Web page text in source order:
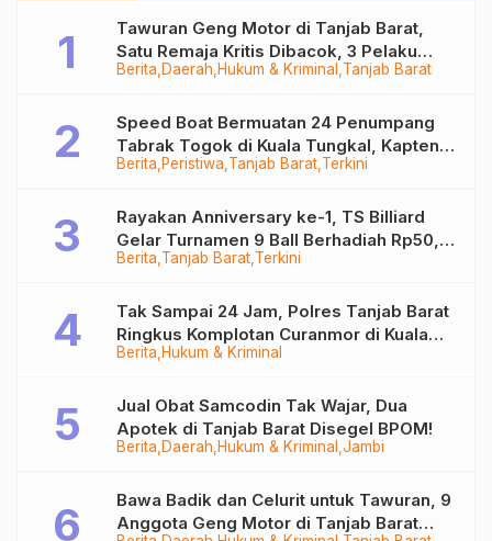
Berita Daerah Hukum & Kriminal Tanjab Barat
Tawuran Geng Motor di Tanjab Barat,
Satu Remaja Kritis Dibacok, 3 Pelaku
Ditangkap
Berita Peristiwa Tanjab Barat Terkini
Speed Boat Bermuatan 24 Penumpang
Tabrak Togok di Kuala Tungkal, Kapten
Sempat Hilang
Berita Tanjab Barat Terkini
Rayakan Anniversary ke-1, TS Billiard
Gelar Turnamen 9 Ball Berhadiah Rp50,8
Juta
Berita Hukum & Kriminal
Tak Sampai 24 Jam, Polres Tanjab Barat
Ringkus Komplotan Curanmor di Kuala
Tungkal
Berita Daerah Hukum & Kriminal Jambi
Jual Obat Samcodin Tak Wajar, Dua
Apotek di Tanjab Barat Disegel BPOM!
Bawa Badik dan Celurit untuk Tawuran, 9
Anggota Geng Motor di Tanjab Barat